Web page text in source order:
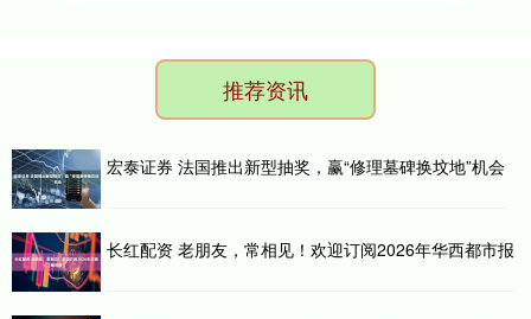
推荐资讯
宏泰证券 法国推出新型抽奖，赢“修理墓碑换坟地”机会
长红配资 老朋友，常相见！欢迎订阅2026年华西都市报